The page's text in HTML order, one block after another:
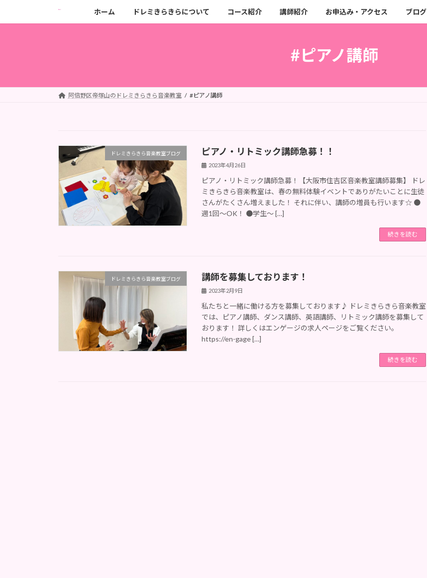
キ
に
ホーム ドレミきらきらについて コース紹介 講師紹介 お申込み・アクセス ブログ
#ピアノ講師
阿倍野区帝塚山のドレミきらきら音楽教室 #ピアノ講師
ドレミきらきら音楽教室ブログ ピアノ・リトミック講師急募！！
2023年4月26日
ピアノ・リトミック講師急募！【大阪市住吉区音楽教室講師募集】 ドレ
ミきらきら音楽教室は、春の無料体験イベントでありがたいことに生徒
さんがたくさん増えました！ それに伴い、講師の増員も行います☆ ●
週1回～OK！ ●学生～ […]
続きを読む
ドレミきらきら音楽教室ブログ 講師を募集しております！
2023年2月9日
私たちと一緒に働ける方を募集しております♪ ドレミきらきら音楽教室
では、ピアノ講師、ダンス講師、英語講師、リトミック講師を募集して
おります！ 詳しくはエンゲージの求人ページをご覧ください。
https://en-gage […]
続きを読む